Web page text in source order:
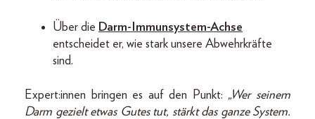
Über die Darm-Immunsystem-Achse
entscheidet er, wie stark unsere Abwehrkräfte
sind.
Expert:innen bringen es auf den Punkt: „Wer seinem
Darm gezielt etwas Gutes tut, stärkt das ganze System.